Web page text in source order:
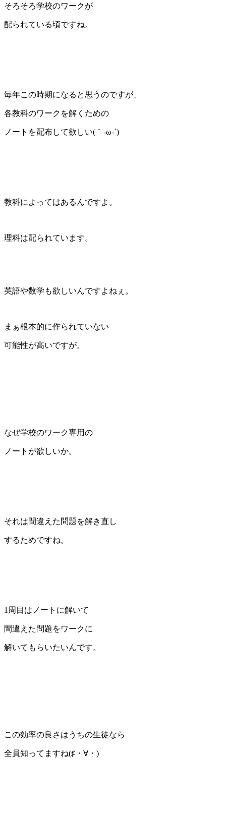
そろそろ学校のワークが
配られている頃ですね。
毎年この時期になると思うのですが、
各教科のワークを解くための
ノートを配布して欲しい(｀‐ω‐´)
教科によってはあるんですよ。
理科は配られています。
英語や数学も欲しいんですよねぇ。
まぁ根本的に作られていない
可能性が高いですが。
なぜ学校のワーク専用の
ノートが欲しいか。
それは間違えた問題を解き直し
するためですね。
1周目はノートに解いて
間違えた問題をワークに
解いてもらいたいんです。
この効率の良さはうちの生徒なら
全員知ってますね(♯・∀・)